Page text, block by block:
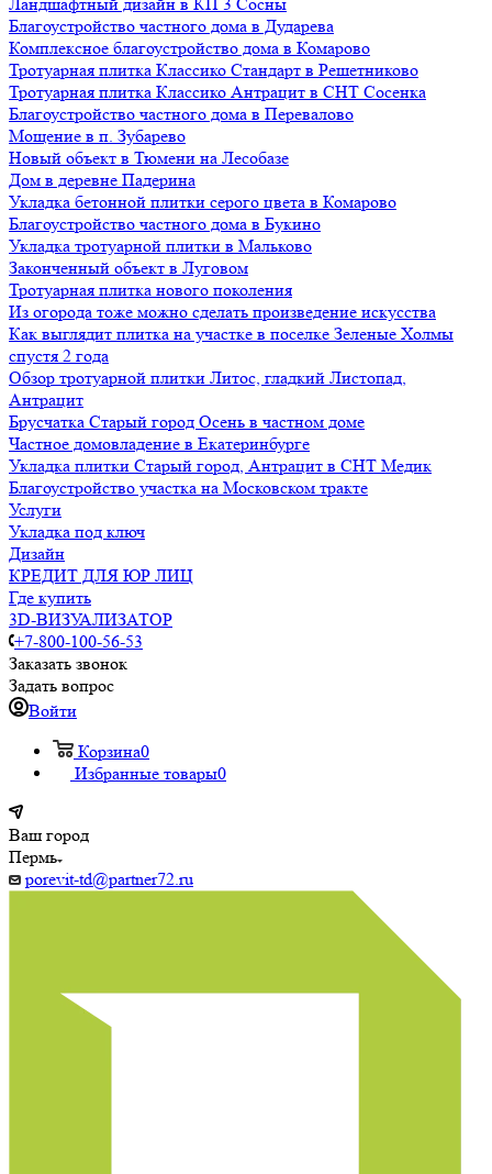
Благоустройство частного дома в Дударева
Комплексное благоустройство дома в Комарово
Тротуарная плитка Классико Стандарт в Решетниково
Тротуарная плитка Классико Антрацит в СНТ Сосенка
Благоустройство частного дома в Перевалово
Мощение в п. Зубарево
Новый объект в Тюмени на Лесобазе
Дом в деревне Падерина
Укладка бетонной плитки серого цвета в Комарово
Благоустройство частного дома в Букино
Укладка тротуарной плитки в Мальково
Законченный объект в Луговом
Тротуарная плитка нового поколения
Из огорода тоже можно сделать произведение искусства
Как выглядит плитка на участке в поселке Зеленые Холмы
спустя 2 года
Обзор тротуарной плитки Литос, гладкий Листопад,
Антрацит
Брусчатка Старый город Осень в частном доме
Частное домовладение в Екатеринбурге
Укладка плитки Старый город, Антрацит в СНТ Медик
Благоустройство участка на Московском тракте
Услуги
Укладка под ключ
Дизайн
КРЕДИТ ДЛЯ ЮР ЛИЦ
Где купить
3D-ВИЗУАЛИЗАТОР
+7-800-100-56-53
Заказать звонок
Задать вопрос
Войти
Корзина0
Избранные товары0
Ваш город
Пермь
porevit-td@partner72.ru